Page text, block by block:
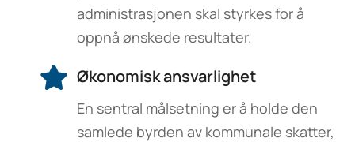
administrasjonen skal styrkes for å
oppnå ønskede resultater.
Økonomisk ansvarlighet
En sentral målsetning er å holde den
samlede byrden av kommunale skatter,